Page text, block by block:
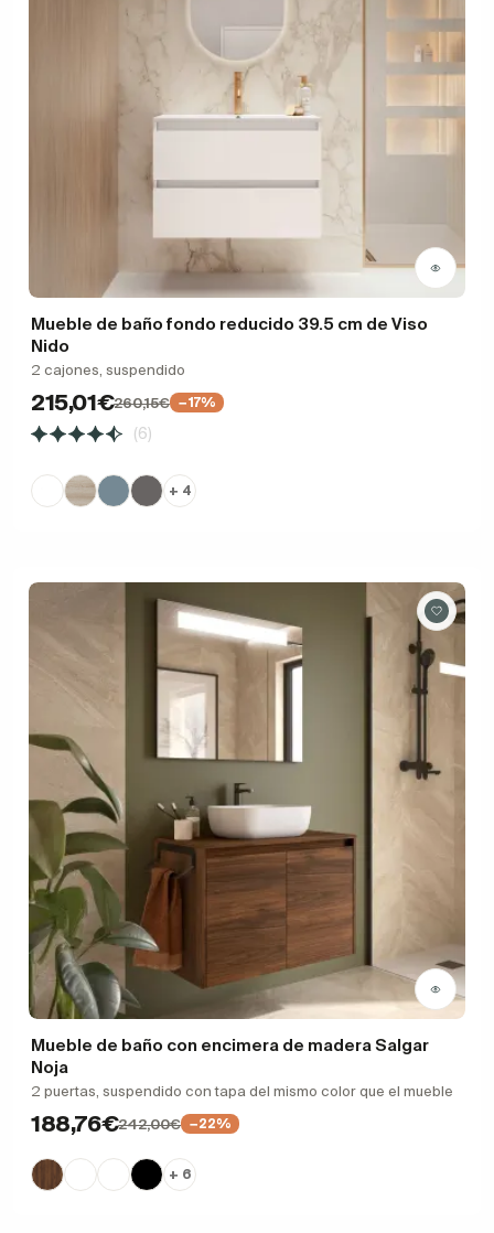
Mueble de baño fondo reducido 39.5 cm de Viso
Nido
2 cajones, suspendido
215,01€260,15€ −17%
(6)
+ 4
Mueble de baño con encimera de madera Salgar
Noja
2 puertas, suspendido con tapa del mismo color que el mueble
188,76€242,00€ −22%
+ 6